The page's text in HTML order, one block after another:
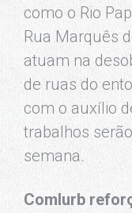
como o Rio
Rua Marquês
atuam na
de ruas do
com o auxílio
trabalhos
semana.
Comlurb